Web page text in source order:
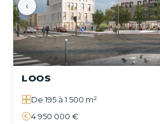
‹
LOOS
De 195 à 1 500 m²
4 950 000 €